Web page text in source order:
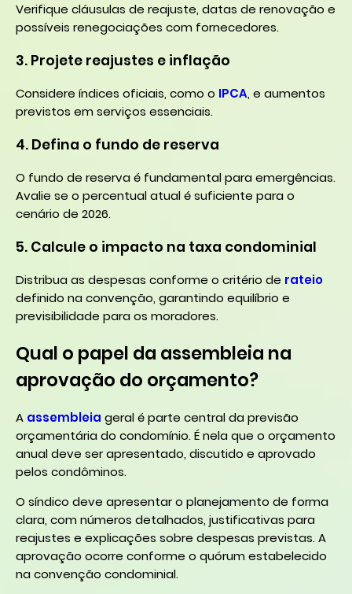
Verifique cláusulas de reajuste, datas de renovação e
possíveis renegociações com fornecedores.
3. Projete reajustes e inflação
Considere índices oficiais, como o IPCA, e aumentos
previstos em serviços essenciais.
4. Defina o fundo de reserva
O fundo de reserva é fundamental para emergências.
Avalie se o percentual atual é suficiente para o
cenário de 2026.
5. Calcule o impacto na taxa condominial
Distribua as despesas conforme o critério de rateio
definido na convenção, garantindo equilíbrio e
previsibilidade para os moradores.
Qual o papel da assembleia na
aprovação do orçamento?
A assembleia geral é parte central da previsão
orçamentária do condomínio. É nela que o orçamento
anual deve ser apresentado, discutido e aprovado
pelos condôminos.
O síndico deve apresentar o planejamento de forma
clara, com números detalhados, justificativas para
reajustes e explicações sobre despesas previstas. A
aprovação ocorre conforme o quórum estabelecido
na convenção condominial.